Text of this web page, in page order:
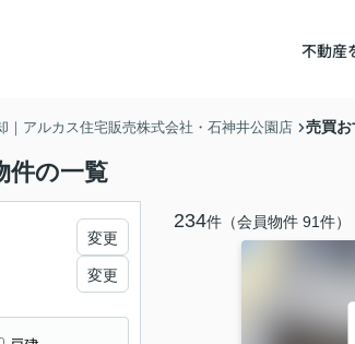
不動産
｜アルカス住宅販売株式会社・石神井公園店 売買
件の一覧
234件（会員物件 91件）
変更
変更